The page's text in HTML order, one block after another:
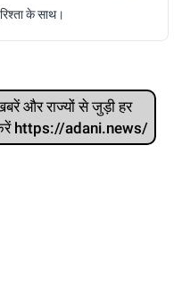
के साथ।
और राज्‍यों से जुड़ी हर
https://adani.news/